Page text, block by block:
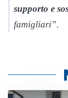
supporto e
famigliari”.